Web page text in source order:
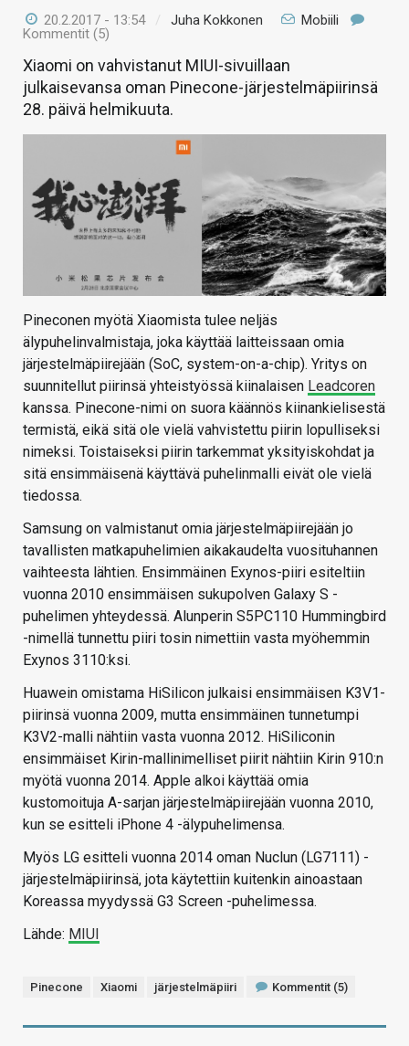
20.2.2017 - 13:54 / Juha Kokkonen
Mobiili
Kommentit (5)
Xiaomi on vahvistanut MIUI-sivuillaan
julkaisevansa oman Pinecone-järjestelmäpiirinsä
28. päivä helmikuuta.
Pineconen myötä Xiaomista tulee neljäs
älypuhelinvalmistaja, joka käyttää laitteissaan omia
järjestelmäpiirejään (SoC, system-on-a-chip). Yritys on
suunnitellut piirinsä yhteistyössä kiinalaisen Leadcoren
kanssa. Pinecone-nimi on suora käännös kiinankielisestä
termistä, eikä sitä ole vielä vahvistettu piirin lopulliseksi
nimeksi. Toistaiseksi piirin tarkemmat yksityiskohdat ja
sitä ensimmäisenä käyttävä puhelinmalli eivät ole vielä
tiedossa.
Samsung on valmistanut omia järjestelmäpiirejään jo
tavallisten matkapuhelimien aikakaudelta vuosituhannen
vaihteesta lähtien. Ensimmäinen Exynos-piiri esiteltiin
vuonna 2010 ensimmäisen sukupolven Galaxy S -
puhelimen yhteydessä. Alunperin S5PC110 Hummingbird
-nimellä tunnettu piiri tosin nimettiin vasta myöhemmin
Exynos 3110:ksi.
Huawein omistama HiSilicon julkaisi ensimmäisen K3V1-
piirinsä vuonna 2009, mutta ensimmäinen tunnetumpi
K3V2-malli nähtiin vasta vuonna 2012. HiSiliconin
ensimmäiset Kirin-mallinimelliset piirit nähtiin Kirin 910:n
myötä vuonna 2014. Apple alkoi käyttää omia
kustomoituja A-sarjan järjestelmäpiirejään vuonna 2010,
kun se esitteli iPhone 4 -älypuhelimensa.
Myös LG esitteli vuonna 2014 oman Nuclun (LG7111) -
järjestelmäpiirinsä, jota käytettiin kuitenkin ainoastaan
Koreassa myydyssä G3 Screen -puhelimessa.
Lähde: MIUI
Pinecone Xiaomi järjestelmäpiiri Kommentit (5)